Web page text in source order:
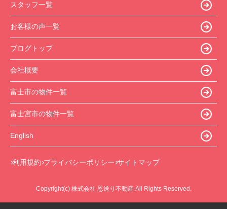
スタッフ一覧
お客様の声一覧
ブログトップ
会社概要
富士市の物件一覧
富士宮市の物件一覧
English
利用規約 プライバシーポリシー サイトマップ
Copyright(c) 株式会社 恩送り不動産 All Rights Reserved.